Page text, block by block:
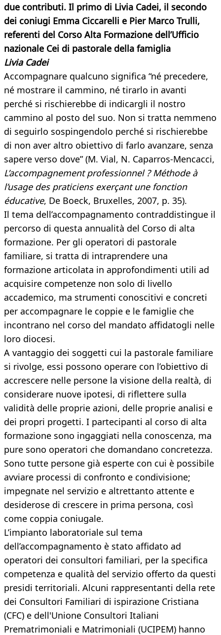
due contributi. Il primo di Livia Cadei, il secondo
dei coniugi Emma Ciccarelli e Pier Marco Trulli,
referenti del Corso Alta Formazione dell’Ufficio
nazionale Cei di pastorale della famiglia
Livia Cadei
Accompagnare qualcuno significa “né precedere,
né mostrare il cammino, né tirarlo in avanti
perché si rischierebbe di indicargli il nostro
cammino al posto del suo. Non si tratta nemmeno
di seguirlo sospingendolo perché si rischierebbe
di non aver altro obiettivo di farlo avanzare, senza
sapere verso dove” (M. Vial, N. Caparros-Mencacci,
L’accompagnement professionnel ? Méthode à
l’usage des praticiens exerçant une fonction
éducative, De Boeck, Bruxelles, 2007, p. 35).
Il tema dell’accompagnamento contraddistingue il
percorso di questa annualità del Corso di alta
formazione. Per gli operatori di pastorale
familiare, si tratta di intraprendere una
formazione articolata in approfondimenti utili ad
acquisire competenze non solo di livello
accademico, ma strumenti conoscitivi e concreti
per accompagnare le coppie e le famiglie che
incontrano nel corso del mandato affidatogli nelle
loro diocesi.
A vantaggio dei soggetti cui la pastorale familiare
si rivolge, essi possono operare con l’obiettivo di
accrescere nelle persone la visione della realtà, di
considerare nuove ipotesi, di riflettere sulla
validità delle proprie azioni, delle proprie analisi e
dei propri progetti. I partecipanti al corso di alta
formazione sono ingaggiati nella conoscenza, ma
pure sono operatori che domandano concretezza.
Sono tutte persone già esperte con cui è possibile
avviare processi di confronto e condivisione;
impegnate nel servizio e altrettanto attente e
desiderose di crescere in prima persona, così
come coppia coniugale.
L’impianto laboratoriale sul tema
dell’accompagnamento è stato affidato ad
operatori dei consultori familiari, per la specifica
competenza e qualità del servizio offerto da questi
presidi territoriali. Alcuni rappresentanti della rete
dei Consultori Familiari di ispirazione Cristiana
(CFC) e dell'Unione Consultori Italiani
Prematrimoniali e Matrimoniali (UCIPEM) hanno